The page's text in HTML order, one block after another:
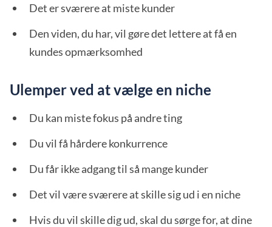
Det er sværere at miste kunder
Den viden, du har, vil gøre det lettere at få en
kundes opmærksomhed
Ulemper ved at vælge en niche
Du kan miste fokus på andre ting
Du vil få hårdere konkurrence
Du får ikke adgang til så mange kunder
Det vil være sværere at skille sig ud i en niche
Hvis du vil skille dig ud, skal du sørge for, at dine